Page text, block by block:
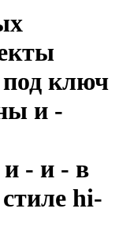
ключ
и -
и - и - в
hi-